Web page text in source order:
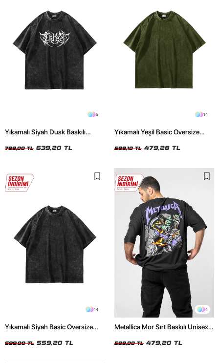
5
Yıkamalı Siyah Dusk Baskılı
799,00 TL 639,20 TL
14
Yıkamalı Yeşil Basic Oversize
599,10 TL 479,28 TL
14
Yıkamalı Siyah Basic Oversize
699,00 TL 559,20 TL
4
Metallica Mor Sırt Baskılı Unisex
599,00 TL 479,20 TL